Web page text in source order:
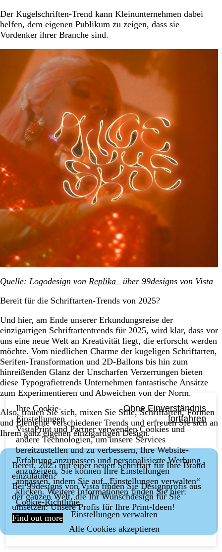
Der Kugelschriften-Trend kann Kleinunternehmen dabei
helfen, dem eigenen Publikum zu zeigen, dass sie
Vordenker ihrer Branche sind.
Quelle: Logodesign von Replika_
über 99designs von Vista
Bereit für die Schriftarten-Trends von 2025?
Und hier, am Ende unserer Erkundungsreise der
einzigartigen Schriftartentrends für 2025, wird klar, dass vor
uns eine neue Welt an Kreativität liegt, die erforscht werden
möchte. Vom niedlichen Charme der kugeligen Schriftarten,
Serifen-Transformation und 2D-Ballons bis hin zum
hinreißenden Glanz der Unscharfen Verzerrungen bieten
diese Typografietrends Unternehmen fantastische Ansätze
zum Experimentieren und Abweichen von der Norm.
Also, trauen Sie sich, mixen Sie Stile, Schriftarten, Formen
und Elemente verschiedener Trends und erfreuen Sie sich an
Ihrem ganz eigenen einzigartigen Design.
Bereit, 2025 mit einer neuen Schriftart für Ihre Brand
einzuläuten?
Bei 99designs von Vista finden Sie Designprofis aus
der ganzen Welt, die Ihr Wunschdesign für Sie
umsetzen: Unsere Profis für Ihre Print-Ideen!
Find out more
Ihre Cookie-
Einstellungen
Ohne Einverständnis
fortfahren
VistaPrint und Partner verwenden Cookies und
andere Technologien, um unsere Services
bereitzustellen und zu verbessern, Ihre Website-
Erfahrung anzupassen und personalisierte Werbung
anzuzeigen. Sie können Ihre Einstellungen
anpassen, indem Sie auf „Einstellungen verwalten“
klicken. Weitere Informationen finden Sie hier:
Cookie-Richtlinie.
Einstellungen verwalten
Alle Cookies akzeptieren